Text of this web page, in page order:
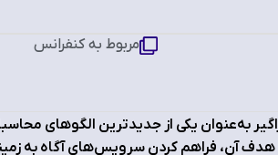
مربوط به کنفرانس
به‌عنوان یکی از جدیدترین الگوهای
هدف آن، فراهم کردن سرویس‌های آگاه به